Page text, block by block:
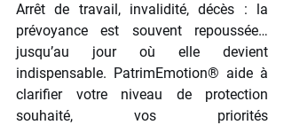
Arrêt de travail, invalidité, décès : la
prévoyance est souvent repoussée…
jusqu’au jour où elle devient
indispensable. PatrimEmotion® aide à
clarifier votre niveau de protection
souhaité, vos priorités